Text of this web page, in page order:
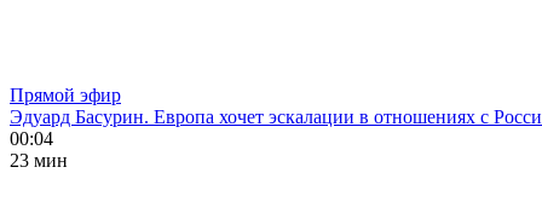
Прямой эфир
Эдуард Басурин. Европа хочет эскалации в отношениях с
00:04
23 мин